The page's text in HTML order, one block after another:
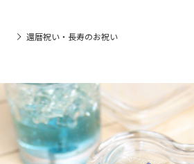
還暦祝い・長寿のお祝い